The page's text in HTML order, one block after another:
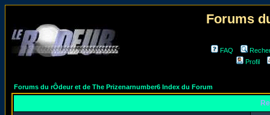
Forums
FAQ
Profil
Forums du rÔdeur et de The Prizenarnumber6 Index du Forum